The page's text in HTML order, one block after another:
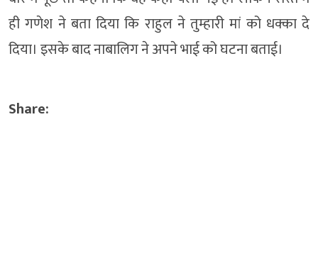
ही गणेश ने बता दिया कि राहुल ने तुम्हारी मां को धक्का दे
दिया। इसके बाद नाबालिग ने अपने भाई को घटना बताई।
Share: